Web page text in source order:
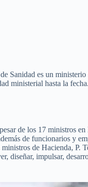
Sanidad es un
ministerial hasta la
de los 17 ministros
de funcionarios y
de Hacienda, P.
diseñar, impulsar,